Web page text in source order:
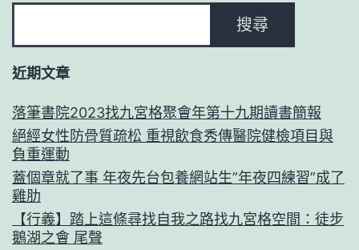
搜尋
近期文章
落筆書院2023找九宮格聚會年第十九期讀書簡報
絕經女性防骨質疏松 重視飲食秀傳醫院健檢項目與
負重運動
蓋個章就了事 年夜先台包養網站生”年夜四練習”成了
雞肋
【行義】踏上這條尋找自我之路找九宮格空間：徒步
鵝湖之會 尾聲